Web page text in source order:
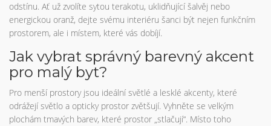
odstínu. Ať už zvolíte sytou terakotu, uklidňující šalvěj nebo
energickou oranž, dejte svému interiéru šanci být nejen funkčním
prostorem, ale i místem, které vás dobíjí.
Jak vybrat správný barevný akcent
pro malý byt?
Pro menší prostory jsou ideální světlé a lesklé akcenty, které
odrážejí světlo a opticky prostor zvětšují. Vyhněte se velkým
plochám tmavých barev, které prostor „stlačují“. Místo toho